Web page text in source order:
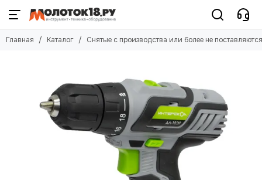
Главная Каталог Снятые с производства или более не поставляются